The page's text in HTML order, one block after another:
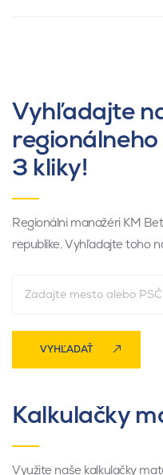
Vyhľadajte
3 kliky!
Regionálni manažéri KM
republike. Vyhľadajte toho
VYHĽADAŤ
Kalkulačky
Využite naše kalkulačky